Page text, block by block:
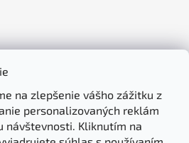
na zlepšenie vášho zážitku z
personalizovaných reklám
návštevnosti. Kliknutím na